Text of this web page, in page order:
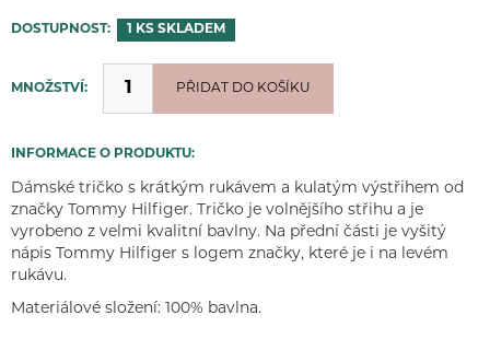
DOSTUPNOST: 1 KS SKLADEM
MNOŽSTVÍ:
PŘIDÁNO PŘIDAT DO KOŠÍKU
INFORMACE O PRODUKTU:
Dámské tričko s krátkým rukávem a kulatým výstřihem od
značky Tommy Hilfiger. Tričko je volnějšího střihu a je
vyrobeno z velmi kvalitní bavlny. Na přední části je vyšitý
nápis Tommy Hilfiger s logem značky, které je i na levém
rukávu.
Materiálové složení: 100% bavlna.